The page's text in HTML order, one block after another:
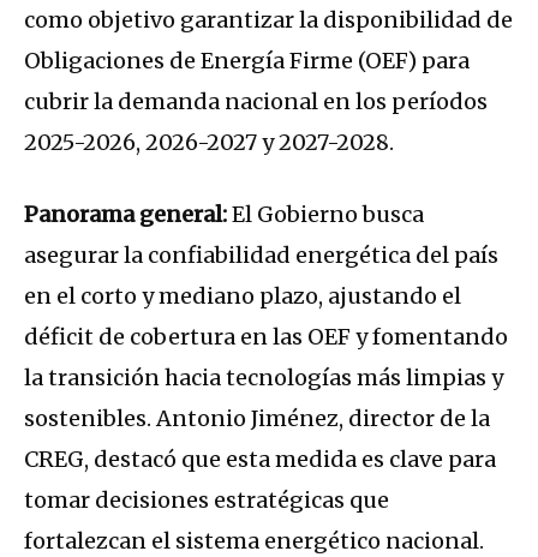
como objetivo garantizar la disponibilidad de
Obligaciones de Energía Firme (OEF) para
cubrir la demanda nacional en los períodos
2025-2026, 2026-2027 y 2027-2028.
Panorama general:El Gobierno busca
asegurar la confiabilidad energética del país
en el corto y mediano plazo, ajustando el
déficit de cobertura en las OEF y fomentando
la transición hacia tecnologías más limpias y
sostenibles. Antonio Jiménez, director de la
CREG, destacó que esta medida es clave para
tomar decisiones estratégicas que
fortalezcan el sistema energético nacional.